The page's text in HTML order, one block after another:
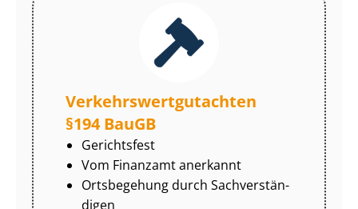
Ver­kehrs­wert­gut­ach­ten
§194 BauGB
Gerichtsfest
Vom Finanzamt anerkannt
Ortsbegehung durch Sach­ver­stän­
di­gen